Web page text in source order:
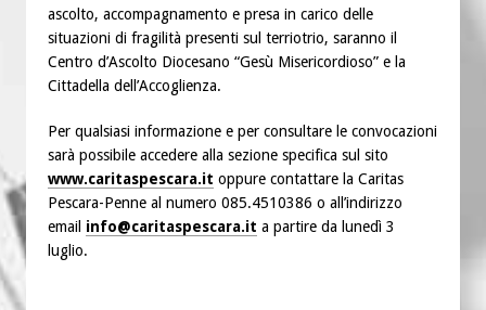
ascolto, accompagnamento e presa in carico delle
situazioni di fragilità presenti sul terriotrio, saranno il
Centro d’Ascolto Diocesano “Gesù Misericordioso” e la
Cittadella dell’Accoglienza.
Per qualsiasi informazione e per consultare le convocazioni
sarà possibile accedere alla sezione specifica sul sito
www.caritaspescara.it oppure contattare la Caritas
Pescara-Penne al numero 085.4510386 o all’indirizzo
email info@caritaspescara.it a partire da lunedì 3
luglio.